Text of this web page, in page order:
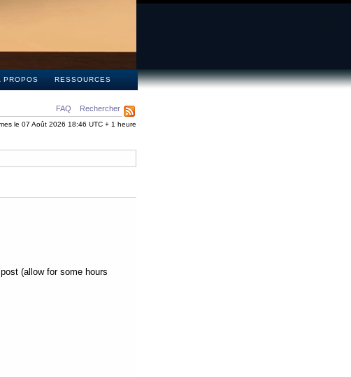
PROPOS RESSOURCES
FAQ Rechercher
le 07 Août 2026 18:46 UTC + 1 heure
(allow for some hours